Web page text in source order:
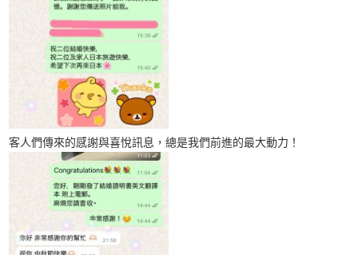
客人們傳來的感謝與喜悅訊息，總是我們前進的最大動力！